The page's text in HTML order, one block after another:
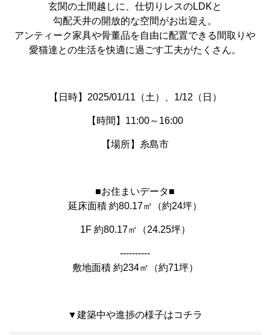
玄関の土間越しに、仕切りレスのLDKと
勾配天井の開放的な空間がお出迎え。
アンティーク家具や骨董品を自由に配置できる間取りや
愛猫達との生活を快適に過ごす工夫がたくさん。
【日時】2025/01/11（土）、1/12（日）
【時間】11:00～16:00
【場所】糸島市
■お住まいデータ■
延床面積 約80.17㎡（約24坪）
1F 約80.17㎡（24.25坪）
----------
敷地面積 約234㎡（約71坪）
▼建築中や進捗の様子はコチラ